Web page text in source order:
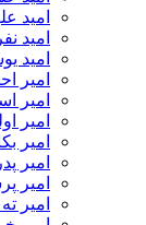
امید
امید
امید
امیر
امیر
امیر
امیر
امیر
امیر
امیر